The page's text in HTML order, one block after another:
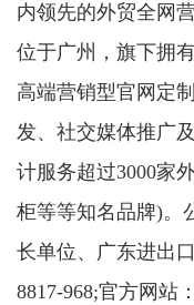
内领先的外贸全网
位于广州，旗下拥
高端营销型官网定
发、社交媒体推广
计服务超过3000家
柜等等知名品牌)。
长单位、广东进出
8817-968;官方网站